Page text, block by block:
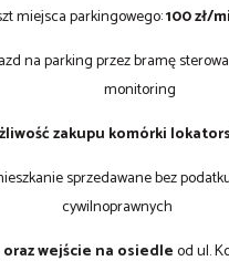
miejsca parkingowego:100 zł/
na parking przez bramę
monitoring
zakupu komórki
sprzedawane bez
cywilnoprawnych
wejście na osiedleod ul.